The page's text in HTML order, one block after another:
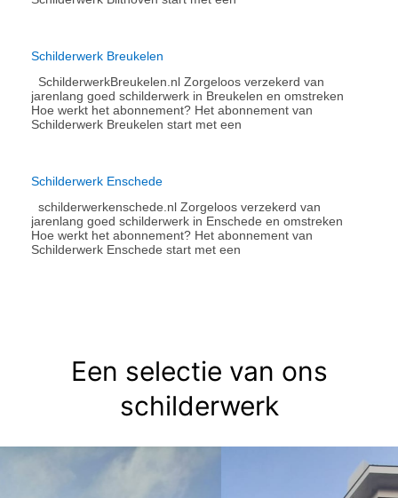
Schilderwerk Breukelen
SchilderwerkBreukelen.nl Zorgeloos verzekerd van
jarenlang goed schilderwerk in Breukelen en omstreken
Hoe werkt het abonnement?​ Het abonnement van
Schilderwerk Breukelen start met een
Schilderwerk Enschede
schilderwerkenschede.nl Zorgeloos verzekerd van
jarenlang goed schilderwerk in Enschede en omstreken
Hoe werkt het abonnement?​ Het abonnement van
Schilderwerk Enschede start met een
Een selectie van ons
schilderwerk